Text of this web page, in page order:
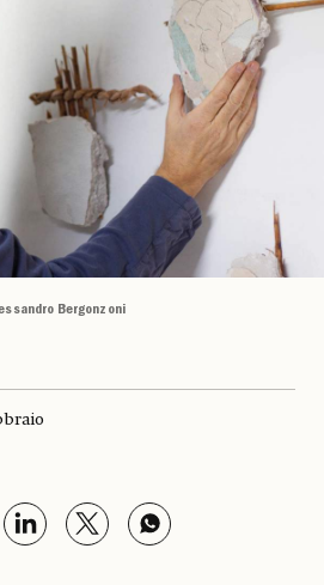
Bergonzoni